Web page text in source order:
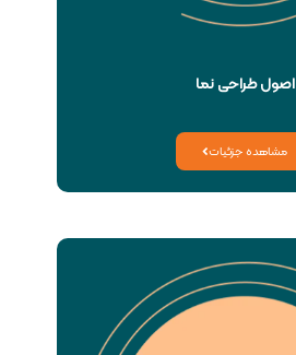
اصول طراحی نما
مشاهده جزئیات